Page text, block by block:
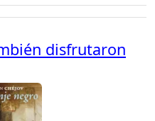
disfrutaron